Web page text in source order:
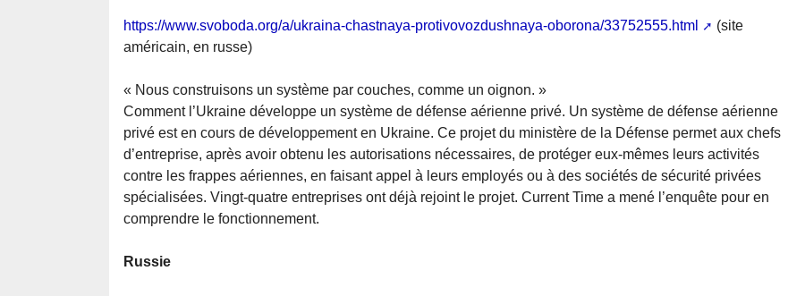
https://www.svoboda.org/a/ukraina-chastnaya-protivovozdushnaya-oborona/33752555.html
(site
américain, en russe)
« Nous construisons un système par couches, comme un oignon. »
Comment l’Ukraine développe un système de défense aérienne privé. Un système de défense aérienne
privé est en cours de développement en Ukraine. Ce projet du ministère de la Défense permet aux chefs
d’entreprise, après avoir obtenu les autorisations nécessaires, de protéger eux-mêmes leurs activités
contre les frappes aériennes, en faisant appel à leurs employés ou à des sociétés de sécurité privées
spécialisées. Vingt-quatre entreprises ont déjà rejoint le projet. Current Time a mené l’enquête pour en
comprendre le fonctionnement.
Russie